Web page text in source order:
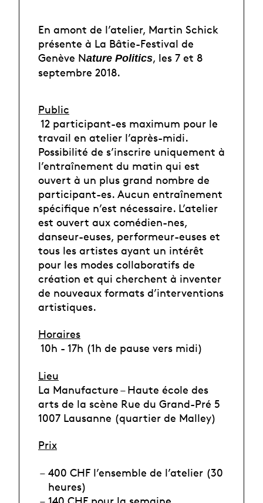
En amont de l’atelier, Martin Schick
présente à La Bâtie-Festival de
Genève Nature Politics, les 7 et 8
septembre 2018.
Public
12 participant-es maximum pour le
travail en atelier l’après-midi.
Possibilité de s’inscrire uniquement à
l’entraînement du matin qui est
ouvert à un plus grand nombre de
participant-es. Aucun entraînement
spécifique n’est nécessaire. L’atelier
est ouvert aux comédien-nes,
danseur-euses, performeur-euses et
tous les artistes ayant un intérêt
pour les modes collaboratifs de
création et qui cherchent à inventer
de nouveaux formats d’interventions
artistiques.
Horaires
10h - 17h (1h de pause vers midi)
Lieu
La Manufacture – Haute école des
arts de la scène Rue du Grand-Pré 5
1007 Lausanne (quartier de Malley)
Prix
400 CHF l’ensemble de l’atelier (30
heures)
140 CHF pour la semaine